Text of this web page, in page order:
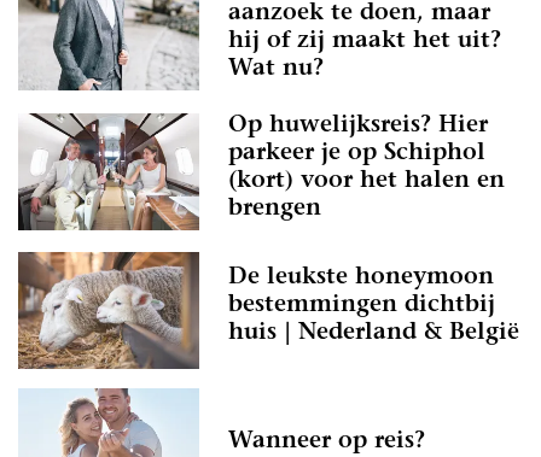
aanzoek te doen, maar
hij of zij maakt het uit?
Wat nu?
Op huwelijksreis? Hier
parkeer je op Schiphol
(kort) voor het halen en
brengen
De leukste honeymoon
bestemmingen dichtbij
huis | Nederland & België
Wanneer op reis?